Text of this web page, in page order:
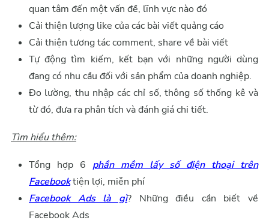
quan tâm đến một vấn đề, lĩnh vực nào đó
Cải thiện lượng like của các bài viết quảng cáo
Cải thiện tương tác comment, share về bài viết
Tự động tìm kiếm, kết bạn với những người dùng
đang có nhu cầu đối với sản phẩm của doanh nghiệp.
Đo lường, thu nhập các chỉ số, thông số thống kê và
từ đó, đưa ra phân tích và đánh giá chi tiết.
Tìm hiểu thêm:
Tổng hợp 6 phần mềm lấy số điện thoại trên
Facebooktiện lợi, miễn phí
Facebook Ads là gì? Những điều cần biết về
Facebook Ads